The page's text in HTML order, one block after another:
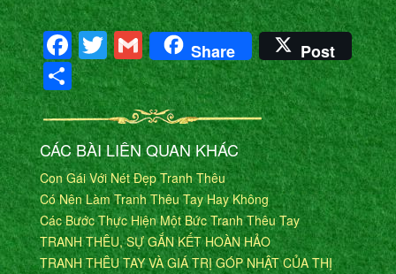
Facebook
Twitter
Gmail
Share Post
Share
CÁC BÀI LIÊN QUAN KHÁC
Con Gái Với Nét Đẹp Tranh Thêu
Có Nên Làm Tranh Thêu Tay Hay Không
Các Bước Thực Hiện Một Bức Tranh Thêu Tay
TRANH THÊU, SỰ GẮN KẾT HOÀN HẢO
TRANH THÊU TAY VÀ GIÁ TRỊ GÓP NHẬT CỦA THỊ